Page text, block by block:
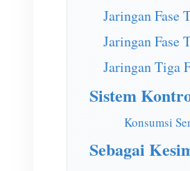
Jaringan Fase
Jaringan Fase
Jaringan Tiga
Sistem
Konsumsi
Sebagai